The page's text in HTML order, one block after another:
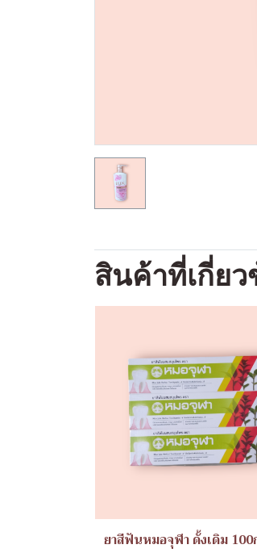
สินค้าที่เกี่ยว
ยาสีฟันหมอจุฬา ดั้งเดิม 100